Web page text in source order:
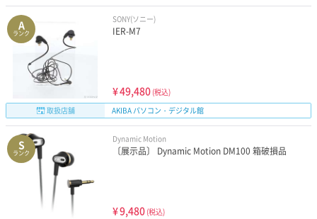
A
ランク
SONY(ソニー)
IER-M7
¥49,480 (税込)
取扱店舗
AKIBA パソコン・デジタル館
S
ランク
Dynamic Motion
〔展示品〕 Dynamic Motion DM100 箱破損品
¥9,480 (税込)